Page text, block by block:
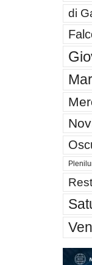
di